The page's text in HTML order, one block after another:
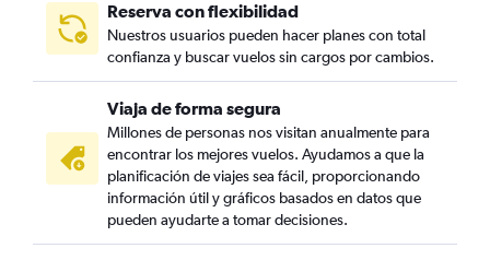
Reserva con flexibilidad
Nuestros usuarios pueden hacer planes con total
confianza y buscar vuelos sin cargos por cambios.
Viaja de forma segura
Millones de personas nos visitan anualmente para
encontrar los mejores vuelos. Ayudamos a que la
planificación de viajes sea fácil, proporcionando
información útil y gráficos basados en datos que
pueden ayudarte a tomar decisiones.